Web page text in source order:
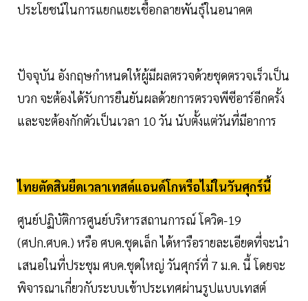
ประโยชน์ในการแยกแยะเชื้อกลายพันธุ์ในอนาคต
ปัจจุบัน อังกฤษกำหนดให้ผู้มีผลตรวจด้วยชุดตรวจเร็วเป็น
บวก จะต้องได้รับการยืนยันผลด้วยการตรวจพีซีอาร์อีกครั้ง
และจะต้องกักตัวเป็นเวลา 10 วัน นับตั้งแต่วันที่มีอาการ
ไทยตัดสินยืดเวลาเทสต์แอนด์โกหรือไม่ในวันศุกร์นี้
ศูนย์ปฏิบัติการศูนย์บริหารสถานการณ์ โควิด-19
(ศปก.ศบค.) หรือ ศบค.ชุดเล็ก ได้หารือรายละเอียดที่จะนำ
เสนอในที่ประชุม ศบค.ชุดใหญ่ วันศุกร์ที่ 7 ม.ค. นี้ โดยจะ
พิจารณาเกี่ยวกับระบบเข้าประเทศผ่านรูปแบบเทสต์